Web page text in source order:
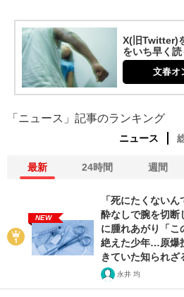
X(旧Twitter)
をいち早く読
文春オ
「ニュース」記事のランキング
ニュース
最新 24時間 週間
NEW
「死にたくない
酔なしで腕を切断
に腫れあがり「こ
絶えた少年…原爆
きていた知られざ
永井 均